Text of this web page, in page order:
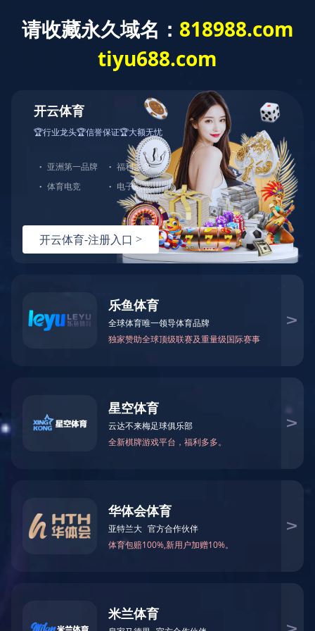
研发生产
研发生产 各类管材成品
Various Pipe Products
各类管材成品
三层波纹管